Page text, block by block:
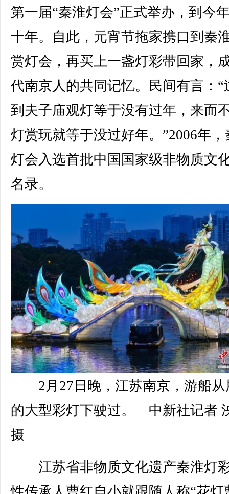
第一届“秦淮灯会”正式举办，到今
十年。自此，元宵节拖家携口到秦
赏灯会，再买上一盏灯彩带回家，
代南京人的共同记忆。民间有言：“
到夫子庙观灯等于没有过年，来而
灯赏玩就等于没过好年。”2006年，
灯会入选首批中国国家级非物质文
名录。
2月27日晚，江苏南京，游船从
的大型彩灯下驶过。 中新社记者
摄
江苏省非物质文化遗产秦淮灯